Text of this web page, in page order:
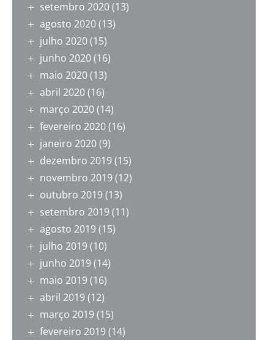
setembro 2020(13)
agosto 2020(13)
julho 2020(15)
junho 2020(16)
maio 2020(13)
abril 2020(16)
março 2020(14)
fevereiro 2020(16)
janeiro 2020(9)
dezembro 2019(15)
novembro 2019(12)
outubro 2019(13)
setembro 2019(11)
agosto 2019(15)
julho 2019(10)
junho 2019(14)
maio 2019(16)
abril 2019(12)
março 2019(15)
fevereiro 2019(14)